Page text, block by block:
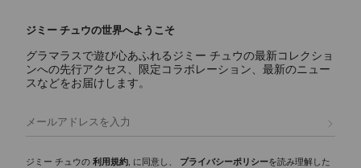
ルバッグ、ミニバッグ、クラッチバッグなどを取り揃えた、レディース
バッグコレクションをご覧ください。クラシックな定番デザインから洗
練されたモダンなスタイルまで、ジミー チュウのバッグは上質なレザ
ーやスエードなど、贅沢な素材で熟練の技によって仕上げられていま
す。ブランドを象徴するショルダーバッグのCINCH(シンチ)やDIAMOND
デザインを象徴する代表的なシグネチャーです。
シーズンを通して活躍するワードローブの必需品。ブランドのクラシッ
ジミー チュウの世界へようこそ
グラマラスで遊び心あふれるジミー チュウの最新コレクショ
ンへの先行アクセス、限定コラボレーション、最新のニュー
スなどをお届けします。
ジミー チュウの 利用規約, に同意し、 プライバシーポリシーを読み理解した